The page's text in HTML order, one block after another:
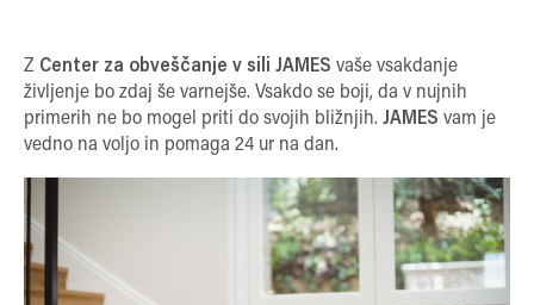
Z Center za obveščanje v sili JAMES vaše vsakdanje
življenje bo zdaj še varnejše. Vsakdo se boji, da v nujnih
primerih ne bo mogel priti do svojih bližnjih. JAMES vam je
vedno na voljo in pomaga 24 ur na dan.